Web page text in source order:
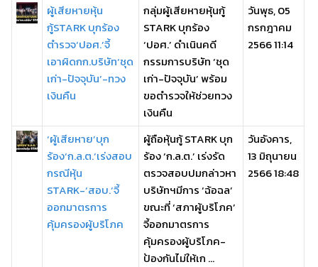
ผู้เสียหายหุ้น
กู้STARK บุกร้อง
ตำรวจ‘ปอศ.’จี้
เอาผิดกก.บริษัท‘ชุด
เก่า-ปัจจุบัน’-ทวง
เงินคืน
กลุ่มผู้เสียหายหุ้นกู้
STARK บุกร้อง
‘ปอศ.’ ดำเนินคดี
กรรมการบริษัท ‘ชุด
เก่า-ปัจจุบัน’ พร้อม
ขอตำรวจให้ช่วยทวง
เงินคืน
วันพุธ, 05
กรกฎาคม
2566 11:14
‘ผู้เสียหาย’บุก
ร้อง‘ก.ล.ต.’เร่งสอบ
กรณีหุ้น
STARK-‘สอบ.’จี้
ออกมาตรการ
คุ้มครองผู้บริโภค
ผู้ถือหุ้นกู้ STARK บุก
ร้อง ‘ก.ล.ต.’ เร่งรัด
ตรวจสอบปมกล่าวหา
บริษัทฯมีการ ‘ฉ้อฉล’
ขณะที่ ‘สภาผู้บริโภค’
จี้ออกมาตรการ
คุ้มครองผู้บริโภค-
ป้องกันไม่ให้เก ...
วันอังคาร,
13 มิถุนายน
2566 18:48